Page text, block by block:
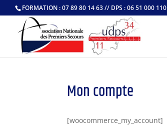
FORMATION : 07 89 80 14 63 // DPS : 06 51 000 110
Mon compte
[woocommerce_my_account]